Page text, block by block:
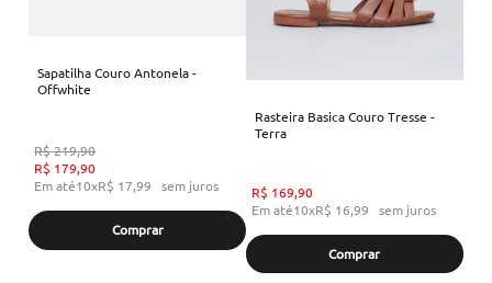
Sapatilha Couro Antonela -
Offwhite
R$219,90
R$ 179,90
Em até10xR$ 17,99 sem juros
Comprar
Rasteira Basica Couro Tresse -
Terra
R$ 169,90
Em até10xR$ 16,99 sem juros
Comprar